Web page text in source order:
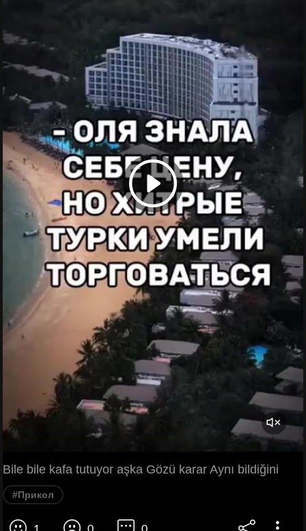
Bile bile kafa tutuyor aşka Gözü karar Aynı bildiğini
#Прикол